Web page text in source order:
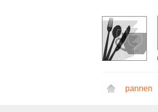
pannen